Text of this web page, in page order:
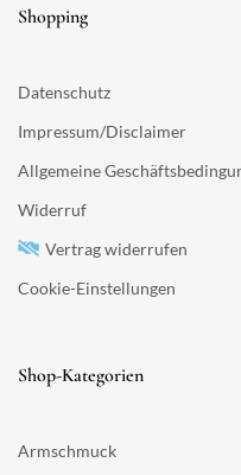
Shopping
Datenschutz
Impressum/Disclaimer
Allgemeine
Widerruf
Vertrag widerrufen
Cookie-Einstellungen
Shop-Kategorien
Armschmuck